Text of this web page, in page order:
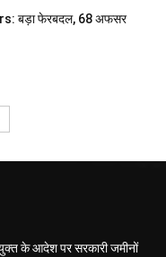
बड़ा फेरबदल, 68 अफसर
के आदेश पर सरकारी जमीनों